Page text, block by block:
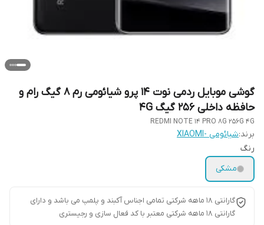
گوشی موبایل ردمی نوت 14 پرو شیائومی رم 8 گیگ رام و
حافظه داخلی 256 گیگ 4G
REDMI NOTE 14 PRO 8G 256G 4G
برند:شیائومی -XIAOMI
رنگ
مشکی
گارانتی ۱۸ ماهه شرکتی تمامی اجناس آکبند و پلمپ می باشد و دارای
گارانتی ۱۸ ماهه شرکتی معتبر با کد فعال سازی و رجیستری